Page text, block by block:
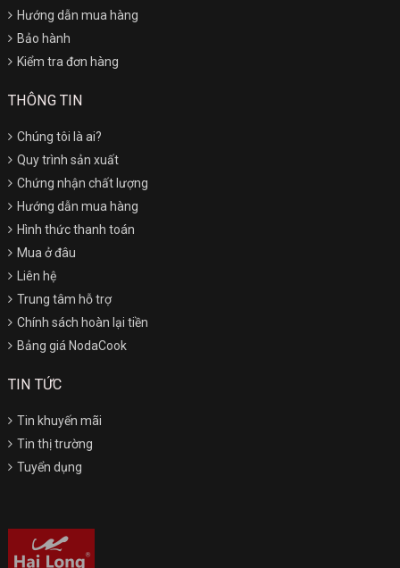
Hướng dẫn mua hàng
Bảo hành
Kiểm tra đơn hàng
THÔNG TIN
Chúng tôi là ai?
Quy trình sản xuất
Chứng nhận chất lượng
Hướng dẫn mua hàng
Hình thức thanh toán
Mua ở đâu
Liên hệ
Trung tâm hỗ trợ
Chính sách hoàn lại tiền
Bảng giá NodaCook
TIN TỨC
Tin khuyến mãi
Tin thị trường
Tuyển dụng